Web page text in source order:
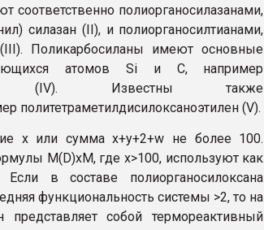
полиорганосилазанами,
силазан (II), и полиорганосилтианами,
(III). Поликарбосиланы имеют основные
атомов Si и С, например
(IV). Известны также
политетраметилдисилоксаноэтилен (V).
х или сумма х+у+2+w не более 100.
М(D)xМ, где х>100, используют как
Если в составе полиорганосилоксана
функциональность системы >2, то на
собой термореактивный